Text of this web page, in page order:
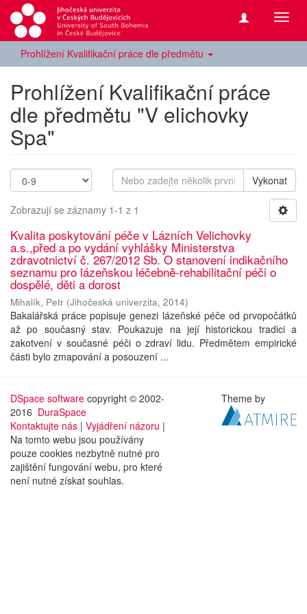
Prohlížení Kvalifikační práce dle předmětu
Prohlížení Kvalifikační práce
dle předmětu "V elichovky
Spa"
Vykonat
Zobrazují se záznamy 1-1 z 1
Kvalita poskytování péče v Lázních Velichovky
a.s.,před a po vydání vyhlášky Ministerstva
zdravotnictví č. 267/2012 Sb. O stanovení indikačního
seznamu pro lázeňskou léčebně-rehabilitační péči o
dospělé, děti a dorost
Mihalík, Petr (Jihočeská univerzita, 2014)
Bakalářská práce popisuje genezi lázeňské péče od prvopočátků
až po současný stav. Poukazuje na její historickou tradici a
zakotvení v současné péči o zdraví lidu. Předmětem empirické
části bylo zmapování a posouzení ...
DSpace software copyright © 2002-
2016 DuraSpace
Kontaktujte nás | Vyjádření názoru |
Na tomto webu jsou používány
pouze cookies nezbytně nutné pro
zajištění fungování webu, pro které
není nutné získat souhlas.
Theme by